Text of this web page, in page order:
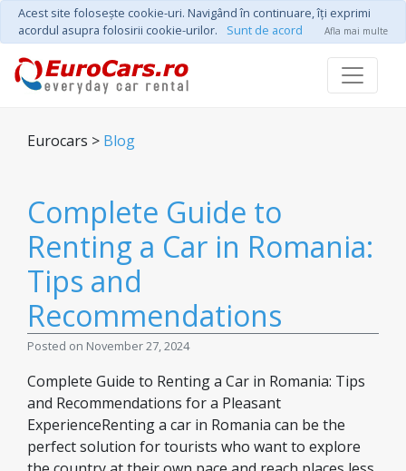
Acest site foloseşte cookie-uri. Navigând în continuare, îţi exprimi
acordul asupra folosirii cookie-urilor.
Sunt de acord Afla mai multe
Eurocars > Blog
Complete Guide to
Renting a Car in Romania:
Tips and
Recommendations
Posted on November 27, 2024
Complete Guide to Renting a Car in Romania: Tips
and Recommendations for a Pleasant
ExperienceRenting a car in Romania can be the
perfect solution for tourists who want to explore